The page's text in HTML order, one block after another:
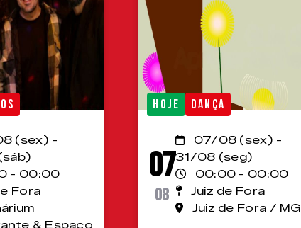
(sex) -
- 00:00
Fora
& Espaço
HOJE DANÇA
07
08
07/08 (sex) -
31/08 (seg)
00:00 - 00:00
Juiz de Fora
Juiz de Fora / MG